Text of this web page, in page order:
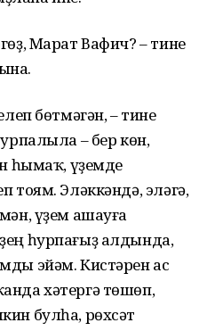
Марат Вафич? – тине
бөтмәгән, – тине
– бер көн,
һымаҡ, үҙемде
тоям. Эләккәндә, эләгә,
үҙем ашауға
һурпағыҙ алдында,
эйәм. Кистәрен ас
хәтергә төшөп,
булһа, рөхсәт